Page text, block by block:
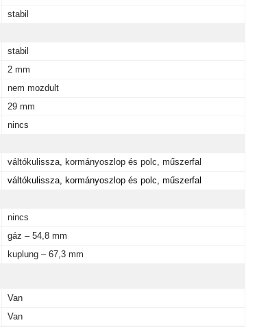
stabil
stabil
2 mm
nem mozdult
29 mm
nincs
váltókulissza, kormányoszlop és polc, műszerfal
váltókulissza, kormányoszlop és polc, műszerfal
nincs
gáz – 54,8 mm
kuplung – 67,3 mm
Van
Van